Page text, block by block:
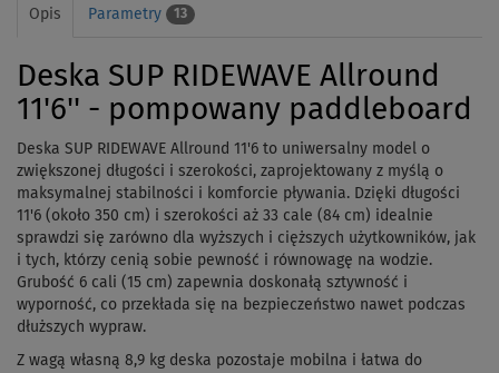
Opis Parametry 13
Deska SUP RIDEWAVE Allround
11'6'' - pompowany paddleboard
Deska SUP RIDEWAVE Allround 11'6 to uniwersalny model o
zwiększonej długości i szerokości, zaprojektowany z myślą o
maksymalnej stabilności i komforcie pływania. Dzięki długości
11'6 (około 350 cm) i szerokości aż 33 cale (84 cm) idealnie
sprawdzi się zarówno dla wyższych i cięższych użytkowników, jak
i tych, którzy cenią sobie pewność i równowagę na wodzie.
Grubość 6 cali (15 cm) zapewnia doskonałą sztywność i
wyporność, co przekłada się na bezpieczeństwo nawet podczas
dłuższych wypraw.
Z wagą własną 8,9 kg deska pozostaje mobilna i łatwa do